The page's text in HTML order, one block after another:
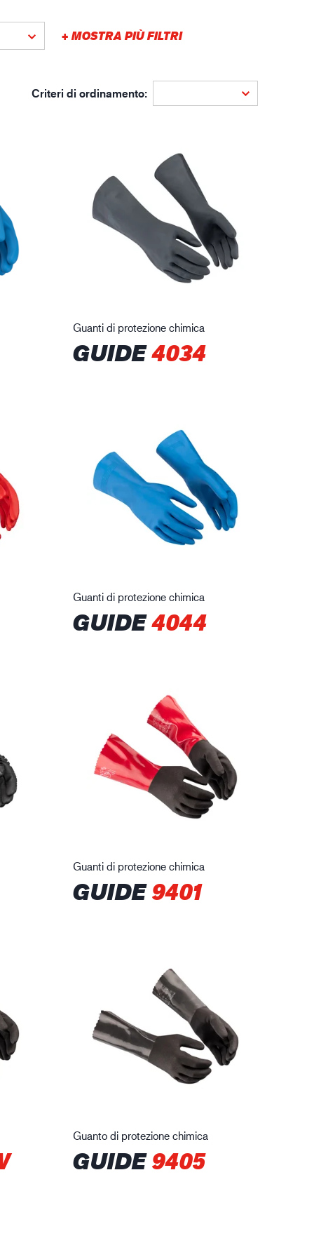
+ MOSTRA PIÙ FILTRI
Criteri di ordinamento:
Guanti di protezione chimica
GUIDE4034
Guanti di protezione chimica
GUIDE4044
Guanti di protezione chimica
GUIDE9401
Guanto di protezione chimica
GUIDE9405